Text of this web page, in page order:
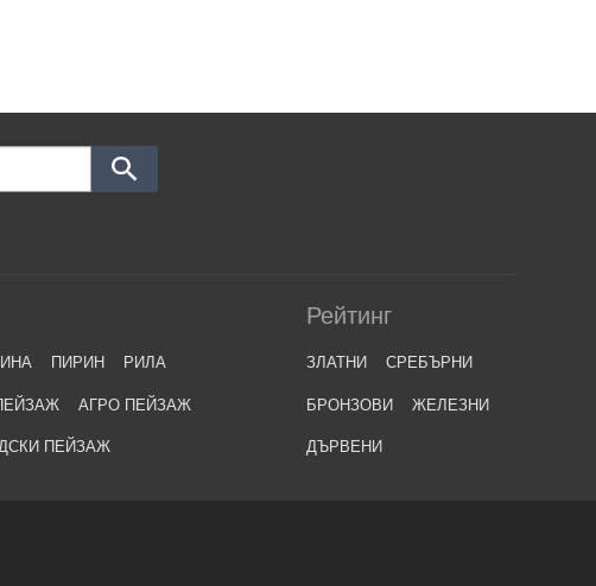
ПИРИН РИЛА
АГРО ПЕЙЗАЖ
ПЕЙЗАЖ
Рейтинг
ЗЛАТНИ СРЕБЪРНИ
БРОНЗОВИ ЖЕЛЕЗНИ
ДЪРВЕНИ